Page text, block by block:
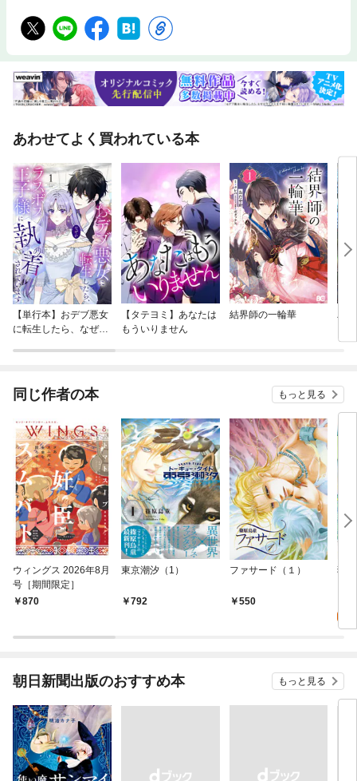
あわせてよく買われている本
【単行本】おデブ悪女
に転生したら、なぜか
【タテヨミ】あなたは
もういりません
結界師の一輪華
バ
今
同じ作者の本 もっと見る
ウィングス 2026年8月
号［期間限定］
870
東京潮汐（1）
792
ファサード（１）
550
猫
朝日新聞出版のおすすめ本 もっと見る